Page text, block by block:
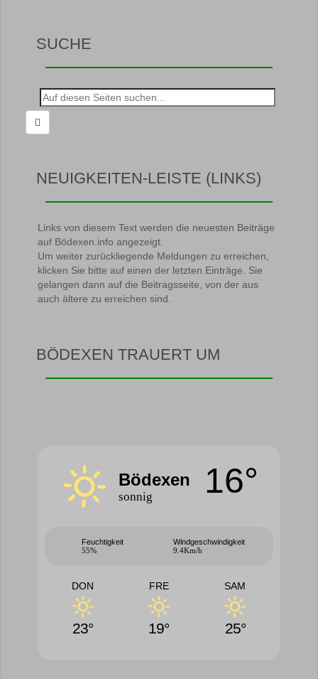
SUCHE
Suche
nach:
NEUIGKEITEN-LEISTE (LINKS)
Links von diesem Text werden die neuesten Beiträge
auf Bödexen.info angezeigt.
Um weiter zurückliegende Meldungen zu erreichen,
klicken Sie bitte auf einen der letzten Einträge. Sie
gelangen dann auf die Beitragsseite, von der aus
auch ältere zu erreichen sind.
BÖDEXEN TRAUERT UM
Bödexen
sonnig 16°
Feuchtigkeit
55%
Windgeschwindigkeit
9.4Km/h
DON
23°
FRE
19°
SAM
25°